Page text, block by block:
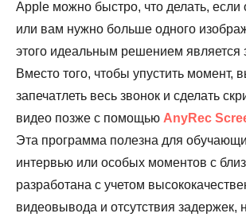
Apple можно быстро, что делать, если
или вам нужно больше одного
этого идеальным решением является
Вместо того, чтобы упустить момент,
запечатлеть весь звонок и сделать
видео позже с помощью AnyRec
Эта программа полезна для
интервью или особых моментов с
разработана с учетом
видеовывода и отсутствия задержек,